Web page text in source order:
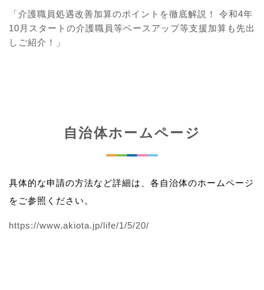
「介護職員処遇改善加算のポイントを徹底解説！ 令和4年
10月スタートの介護職員等ベースアップ等支援加算も先出
しご紹介！」
自治体ホームページ
具体的な申請の方法など詳細は、各自治体のホームページ
をご参照ください。
https://www.akiota.jp/life/1/5/20/